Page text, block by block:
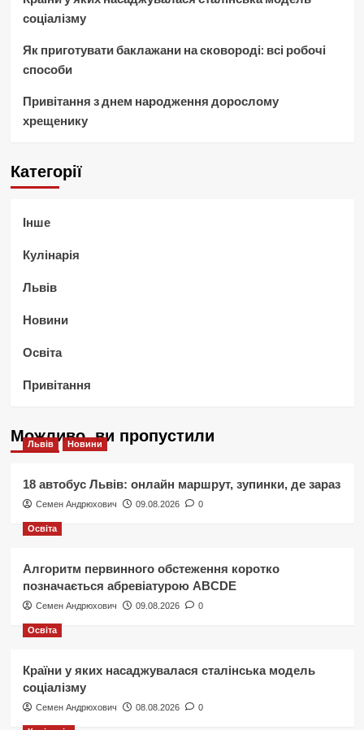
соціалізму
Як приготувати баклажани на сковороді: всі робочі
способи
Привітання з днем народження дорослому
хрещенику
Категорії
Інше
Кулінарія
Львів
Новини
Освіта
Привітання
Можливо, ви пропустили
Львів Новини
18 автобус Львів: онлайн маршрут, зупинки, де зараз
Семен Андрюхович 09.08.2026 0
Освіта
Алгоритм первинного обстеження коротко
позначається абревіатурою ABCDE
Семен Андрюхович 09.08.2026 0
Освіта
Країни у яких насаджувалася сталінська модель
соціалізму
Семен Андрюхович 08.08.2026 0